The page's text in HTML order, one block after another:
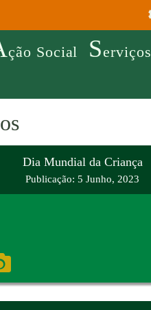
ção Social Serviços
Dia Mundial da Criança
Publicação: 5 Junho, 2023